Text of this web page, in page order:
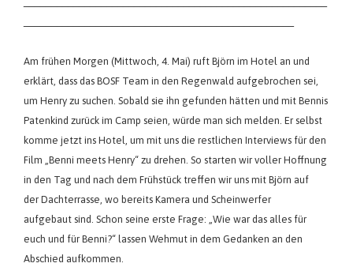
Am frühen Morgen (Mittwoch, 4. Mai) ruft Björn im Hotel an und
erklärt, dass das BOSF Team in den Regenwald aufgebrochen sei,
um Henry zu suchen. Sobald sie ihn gefunden hätten und mit Bennis
Patenkind zurück im Camp seien, würde man sich melden. Er selbst
komme jetzt ins Hotel, um mit uns die restlichen Interviews für den
Film „Benni meets Henry“ zu drehen. So starten wir voller Hoffnung
in den Tag und nach dem Frühstück treffen wir uns mit Björn auf
der Dachterrasse, wo bereits Kamera und Scheinwerfer
aufgebaut sind. Schon seine erste Frage: „Wie war das alles für
euch und für Benni?“ lassen Wehmut in dem Gedanken an den
Abschied aufkommen.